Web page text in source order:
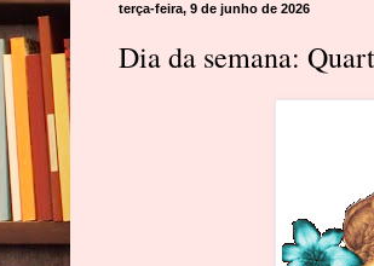
terça-feira, 9 de junho de 2026
Dia da semana: